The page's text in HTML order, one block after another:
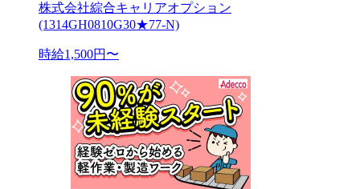
株式会社綜合キャリアオプション
(1314GH0810G30★77-N)
時給1,500円〜